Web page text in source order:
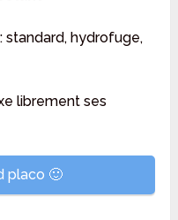
standard, hydrofuge,
librement ses
placo 🙂